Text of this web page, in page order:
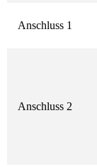
Anschluss 1
Anschluss 2